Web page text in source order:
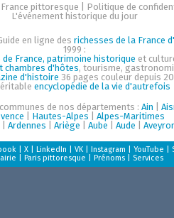
pittoresque
Politique de
L'événement historique du jour
en ligne des richesses de la France
1999 :
France, patrimoine historique et
chambres d'hôtes, tourisme,
d'histoire 36 pages couleur depuis
encyclopédie de la vie d'autrefois
de nos départements : Ain
Hautes-Alpes
Alpes-Maritimes
Ardennes Ariège Aube Aude
| X| LinkedIn VK| Instagram YouTube
Paris pittoresque Prénoms| Services